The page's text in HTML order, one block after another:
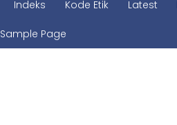
Indeks Kode Etik Latest
Sample Page